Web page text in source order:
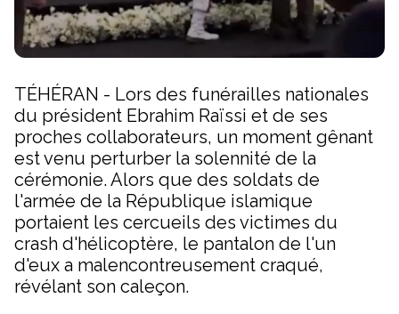
TÉHÉRAN - Lors des funérailles nationales
du président Ebrahim Raïssi et de ses
proches collaborateurs, un moment gênant
est venu perturber la solennité de la
cérémonie. Alors que des soldats de
l'armée de la République islamique
portaient les cercueils des victimes du
crash d'hélicoptère, le pantalon de l'un
d'eux a malencontreusement craqué,
révélant son caleçon.